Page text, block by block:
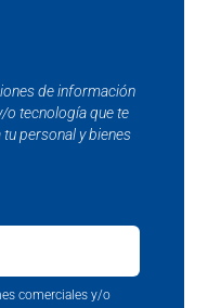
de información
o tecnología que te
personal y bienes
comerciales y/o